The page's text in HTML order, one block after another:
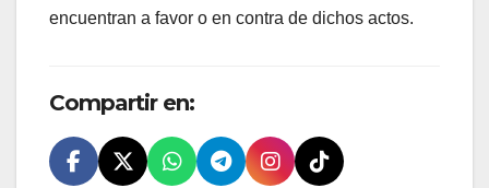
encuentran a favor o en contra de dichos actos.
Compartir en: